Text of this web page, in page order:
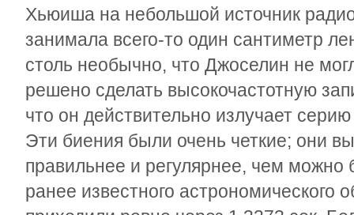
Хьюиша на небольшой источник
занимала всего-то один сантиметр
столь необычно, что Джоселин не
решено сделать высокочастотную
что он действительно излучает
Эти биения были очень четкие; они
правильнее и регулярнее, чем можно
ранее известного астрономического